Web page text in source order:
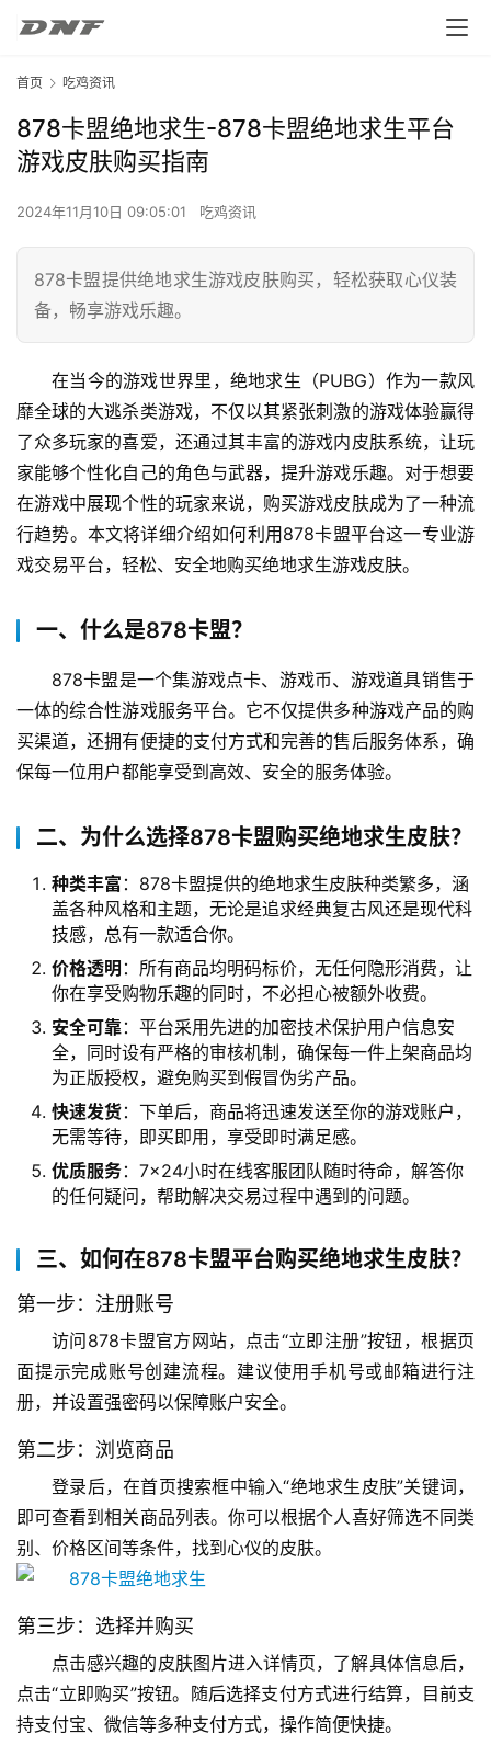
首页 吃鸡资讯
878卡盟绝地求生-878卡盟绝地求生平台
游戏皮肤购买指南
2024年11月10日 09:05:01 吃鸡资讯
878卡盟提供绝地求生游戏皮肤购买，轻松获取心仪装
备，畅享游戏乐趣。
在当今的游戏世界里，绝地求生（PUBG）作为一款风
靡全球的大逃杀类游戏，不仅以其紧张刺激的游戏体验赢得
了众多玩家的喜爱，还通过其丰富的游戏内皮肤系统，让玩
家能够个性化自己的角色与武器，提升游戏乐趣。对于想要
在游戏中展现个性的玩家来说，购买游戏皮肤成为了一种流
行趋势。本文将详细介绍如何利用878卡盟平台这一专业游
戏交易平台，轻松、安全地购买绝地求生游戏皮肤。
一、什么是878卡盟？
878卡盟是一个集游戏点卡、游戏币、游戏道具销售于
一体的综合性游戏服务平台。它不仅提供多种游戏产品的购
买渠道，还拥有便捷的支付方式和完善的售后服务体系，确
保每一位用户都能享受到高效、安全的服务体验。
二、为什么选择878卡盟购买绝地求生皮肤？
种类丰富 ：878卡盟提供的绝地求生皮肤种类繁多，涵
盖各种风格和主题，无论是追求经典复古风还是现代科
技感，总有一款适合你。
价格透明 ：所有商品均明码标价，无任何隐形消费，让
你在享受购物乐趣的同时，不必担心被额外收费。
安全可靠：平台采用先进的加密技术保护用户信息安
全，同时设有严格的审核机制，确保每一件上架商品均
为正版授权，避免购买到假冒伪劣产品。
快速发货：下单后，商品将迅速发送至你的游戏账户，
无需等待，即买即用，享受即时满足感。
优质服务：7×24小时在线客服团队随时待命，解答你
的任何疑问，帮助解决交易过程中遇到的问题。
三、如何在878卡盟平台购买绝地求生皮肤？
第一步：注册账号
访问878卡盟官方网站，点击“立即注册”按钮，根据页
面提示完成账号创建流程。建议使用手机号或邮箱进行注
册，并设置强密码以保障账户安全。
第二步：浏览商品
登录后，在首页搜索框中输入“绝地求生皮肤”关键词，
即可查看到相关商品列表。你可以根据个人喜好筛选不同类
别、价格区间等条件，找到心仪的皮肤。
第三步：选择并购买
点击感兴趣的皮肤图片进入详情页，了解具体信息后，
点击“立即购买”按钮。随后选择支付方式进行结算，目前支
持支付宝、微信等多种支付方式，操作简便快捷。